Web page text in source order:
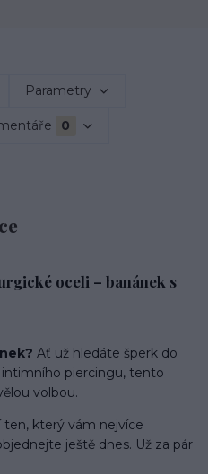
Parametry
0
oceli – banánek s
Ať už hledáte šperk do
piercingu, tento
volbou.
který vám nejvíce
ještě dnes. Už za pár